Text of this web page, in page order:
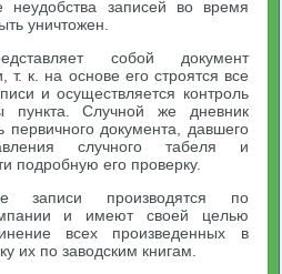
неудобства записей во время
уничтожен.
собой документ
т. к. на основе его строятся все
и осуществляется контроль
пункта. Случной же дневник
первичного документа, давшего
случного табеля и
подробную его проверку.
записи производятся по
и имеют своей целью
всех произведенных в
их по заводским книгам.